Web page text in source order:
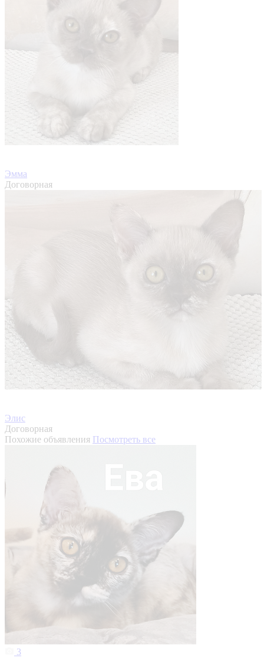
Эмма
Договорная
Элис
Договорная
Похожие объявления Посмотреть все
3